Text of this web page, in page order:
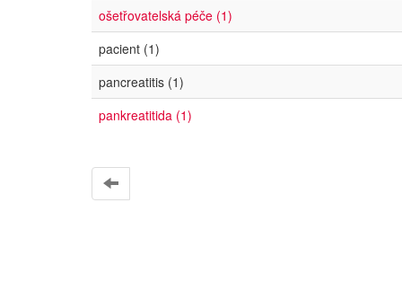
ošetřovatelská péče (1)
pacient (1)
pancreatitis (1)
pankreatitida (1)